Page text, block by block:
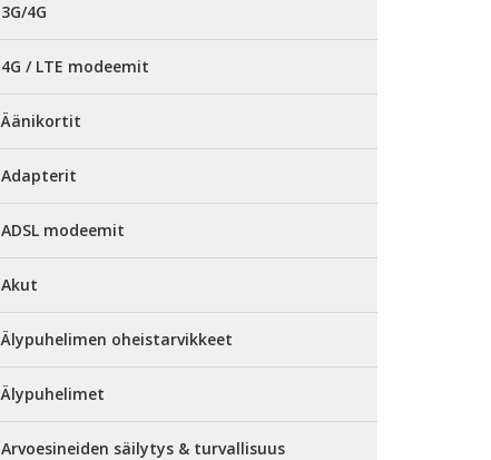
3G/4G
4G / LTE modeemit
Äänikortit
Adapterit
ADSL modeemit
Akut
Älypuhelimen oheistarvikkeet
Älypuhelimet
Arvoesineiden säilytys & turvallisuus